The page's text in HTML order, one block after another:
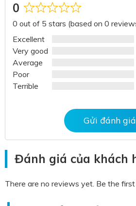
0
Rated
0
out
of
5
0 out of 5 stars (based on 0
Excellent
Very good
Average
Poor
Terrible
Gửi đánh
Đánh giá của khách
There are no reviews yet. Be the